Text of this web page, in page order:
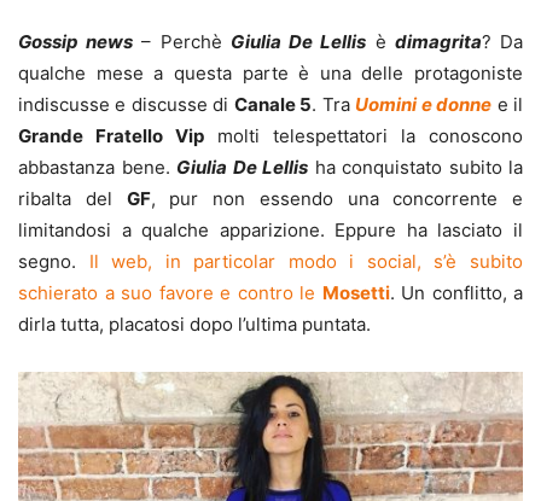
Gossip news – Perchè Giulia De Lellis è dimagrita? Da
qualche mese a questa parte è una delle protagoniste
indiscusse e discusse di Canale 5. Tra Uomini e donne e il
Grande Fratello Vip molti telespettatori la conoscono
abbastanza bene. Giulia De Lellis ha conquistato subito la
ribalta del GF, pur non essendo una concorrente e
limitandosi a qualche apparizione. Eppure ha lasciato il
segno. Il web, in particolar modo i social, s’è subito
schierato a suo favore e contro le Mosetti. Un conflitto, a
dirla tutta, placatosi dopo l’ultima puntata.